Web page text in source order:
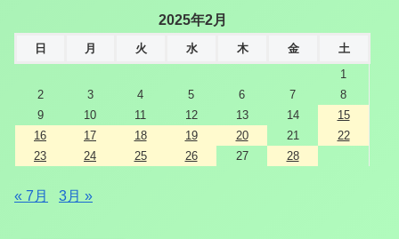
2025年2月
日 月 火 水 木 金
土
1
2
3 4 5 6 7
8
9
10 11 12 13 14
15
16
17 18 19 20 21
22
23
24 25 26 27 28
« 7月 3月 »